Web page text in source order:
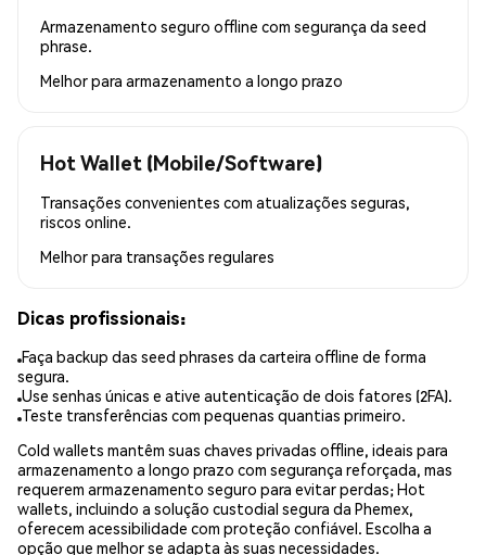
Armazenamento seguro offline com segurança da seed
phrase.
Melhor para armazenamento a longo prazo
Hot Wallet (Mobile/Software)
Transações convenientes com atualizações seguras,
riscos online.
Melhor para transações regulares
Dicas profissionais:
Faça backup das seed phrases da carteira offline de forma
segura.
Use senhas únicas e ative autenticação de dois fatores (2FA).
Teste transferências com pequenas quantias primeiro.
Cold wallets mantêm suas chaves privadas offline, ideais para
armazenamento a longo prazo com segurança reforçada, mas
requerem armazenamento seguro para evitar perdas; Hot
wallets, incluindo a solução custodial segura da Phemex,
oferecem acessibilidade com proteção confiável. Escolha a
opção que melhor se adapta às suas necessidades.